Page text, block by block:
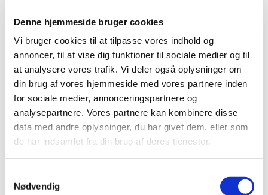
Denne hjemmeside bruger cookies
Vi bruger cookies til at tilpasse vores indhold og
annoncer, til at vise dig funktioner til sociale medier og til
at analysere vores trafik. Vi deler også oplysninger om
din brug af vores hjemmeside med vores partnere inden
for sociale medier, annonceringspartnere og
analysepartnere. Vores partnere kan kombinere disse
data med andre oplysninger, du har givet dem, eller som
de har indsamlet fra din brug af deres tjenester.
Nødvendig
Høring over Medicintilskuds­nævnets nye
forslag til indstilling til tilskudsstatus for
lægemidler mod diabetes
| 8. januar 2013
Medicintilskudsnævnet er i gang med at revurdere
tilskudsstatus for lægemidler mod diabetes